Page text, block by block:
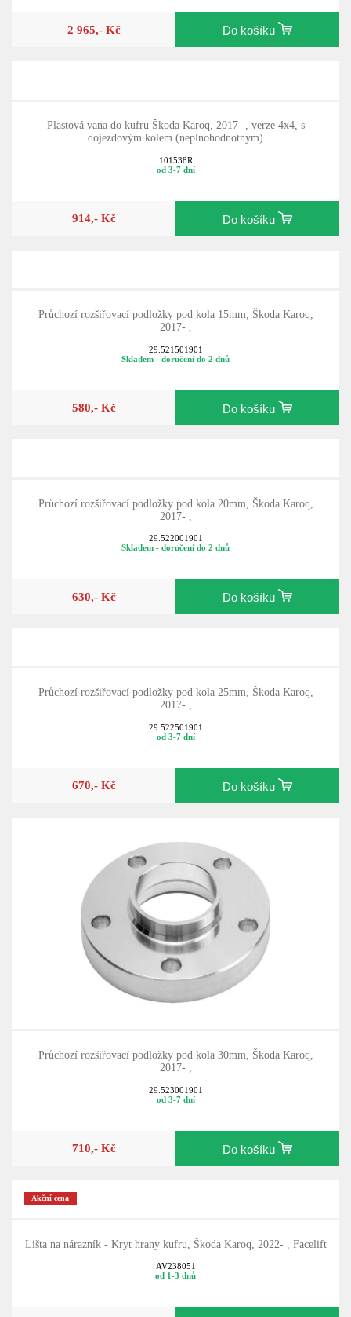
2 965,- Kč Do košíku
Plastová vana do kufru Škoda Karoq, 2017- , verze 4x4, s
dojezdovým kolem (neplnohodnotným)
101538R
od 3-7 dní
914,- Kč Do košíku
Průchozí rozšiřovací podložky pod kola 15mm, Škoda Karoq,
2017- ,
29.521501901
Skladem - doručení do 2 dnů
580,- Kč Do košíku
Průchozí rozšiřovací podložky pod kola 20mm, Škoda Karoq,
2017- ,
29.522001901
Skladem - doručení do 2 dnů
630,- Kč Do košíku
Průchozí rozšiřovací podložky pod kola 25mm, Škoda Karoq,
2017- ,
29.522501901
od 3-7 dní
670,- Kč Do košíku
Průchozí rozšiřovací podložky pod kola 30mm, Škoda Karoq,
2017- ,
29.523001901
od 3-7 dní
710,- Kč Do košíku
Akční cena
Lišta na nárazník - Kryt hrany kufru, Škoda Karoq, 2022- , Facelift
AV238051
od 1-3 dnů